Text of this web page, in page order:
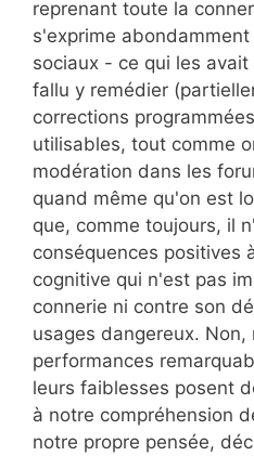
reprenant toute la
s'exprime
sociaux - ce qui les
fallu y remédier
corrections
utilisables, tout comme
modération dans les
quand même qu'on est
que, comme toujours, il
conséquences positives
cognitive qui n'est pas
connerie ni contre son
usages dangereux. Non,
performances
leurs faiblesses posent
à notre compréhension
notre propre pensée,